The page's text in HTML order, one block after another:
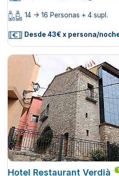
14 -> 16 Personas + 4 supl.
Desde 43€ x persona/
Hotel Restaurant Verdià